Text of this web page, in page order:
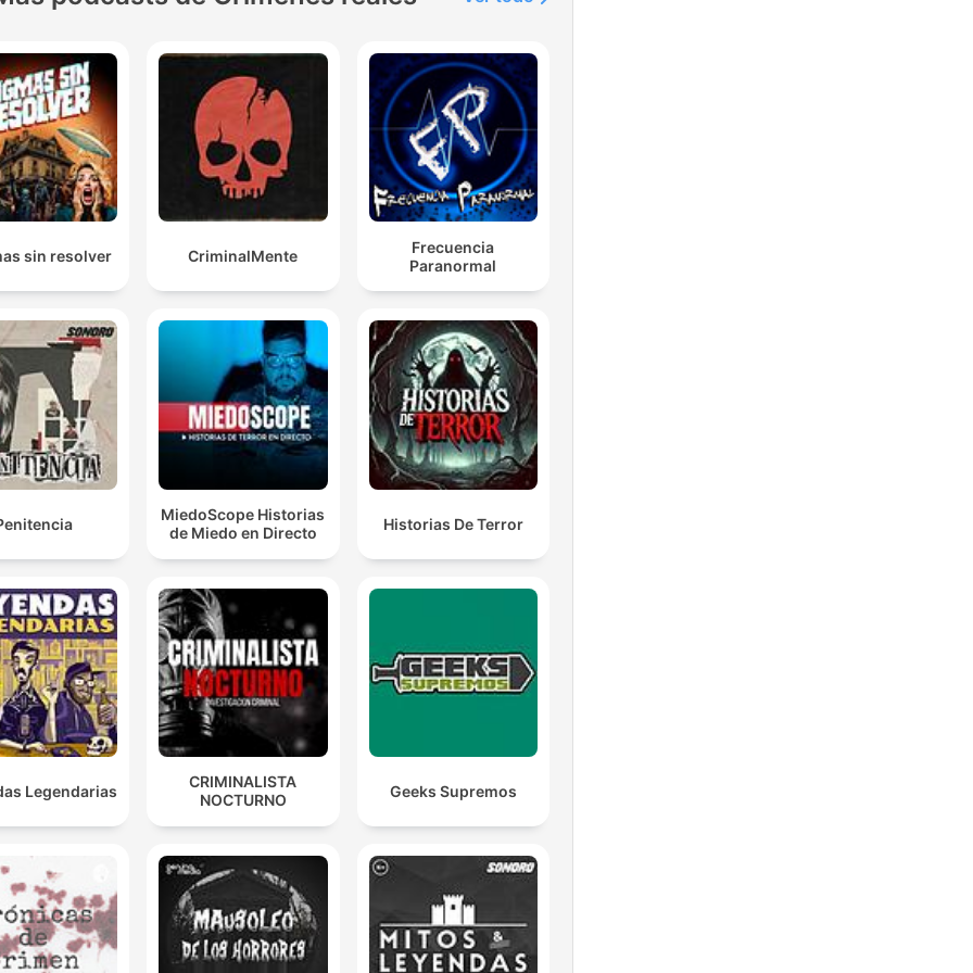
Esto es mucho más que una escena de terror
metáfora política demoledora sobre los límites del
poder.
00:24:16 · El autor interpreta la escena final de Don Giovanni
como un mensaje sobre la justicia frente a los abusos de la élite.
sin resolver CriminalMente
Frecuencia
Paranormal
MiedoScope Historias
de Miedo en Directo
Historias De Terror
Legendarias
CRIMINALISTA
NOCTURNO
Geeks Supremos